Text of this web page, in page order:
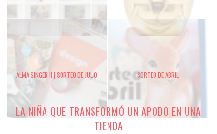
ALMA SINGER II | SORTEO DE JULIO SORTEO DE ABRIL
LA NIÑA QUE TRANSFORMÓ UN APODO EN UNA
TIENDA